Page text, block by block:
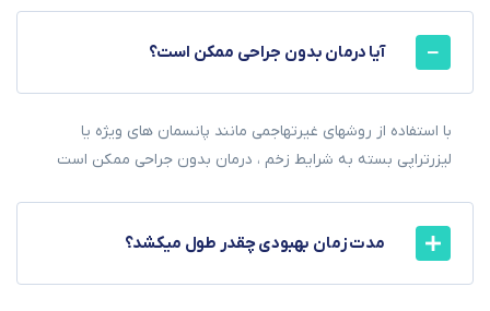
آیا درمان بدون جراحی ممکن است؟
با استفاده از روشهای غیرتهاجمی مانند پانسمان های ویژه یا
لیزرتراپی بسته به شرایط زخم ، درمان بدون جراحی ممکن است
مدت زمان بهبودی چقدر طول میکشد؟